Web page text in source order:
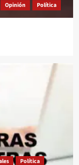
Opinión Política
Política